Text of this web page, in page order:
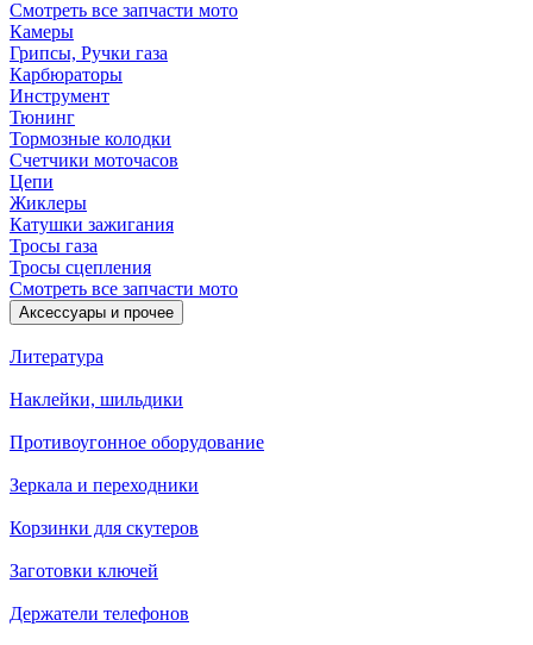
Смотреть все запчасти мото
Камеры
Грипсы, Ручки газа
Карбюраторы
Инструмент
Тюнинг
Тормозные колодки
Счетчики моточасов
Цепи
Жиклеры
Катушки зажигания
Тросы газа
Тросы сцепления
Смотреть все запчасти мото
Аксессуары и прочее
Литература
Наклейки, шильдики
Противоугонное оборудование
Зеркала и переходники
Корзинки для скутеров
Заготовки ключей
Держатели телефонов